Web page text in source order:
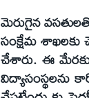
మెరుగైన
సంక్షేమ శాఖలకు
చేశారు. ఈ మేరకు
విద్యాసంస్థలను